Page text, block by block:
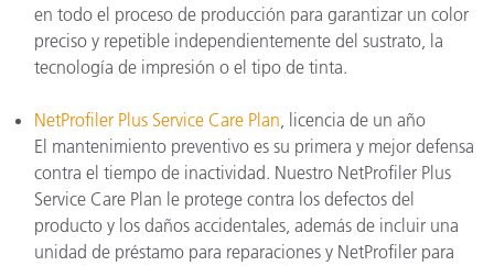
en todo el proceso de producción para garantizar un color
preciso y repetible independientemente del sustrato, la
tecnología de impresión o el tipo de tinta.
NetProfiler Plus Service Care Plan, licencia de un año
El mantenimiento preventivo es su primera y mejor defensa
contra el tiempo de inactividad. Nuestro NetProfiler Plus
Service Care Plan le protege contra los defectos del
producto y los daños accidentales, además de incluir una
unidad de préstamo para reparaciones y NetProfiler para